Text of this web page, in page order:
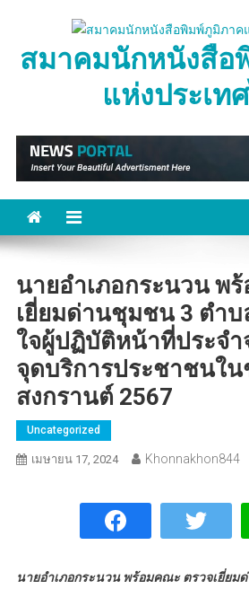
contentสมาคมนักหนังสือ
แห่งประเท
นายอำเภอกระนวน พ
เยี่ยมด่านชุมชน 3 ตำบ
ใจผู้ปฏิบัติหน้าที่ประจำ
จุดบริการประชาชนใน
สงกรานต์ 2567
Uncategorized
เมษายน 17, 2024 Khonnakhon844
นายอำเภอกระนวน พร้อมคณะ ตรวจเยี่ยม